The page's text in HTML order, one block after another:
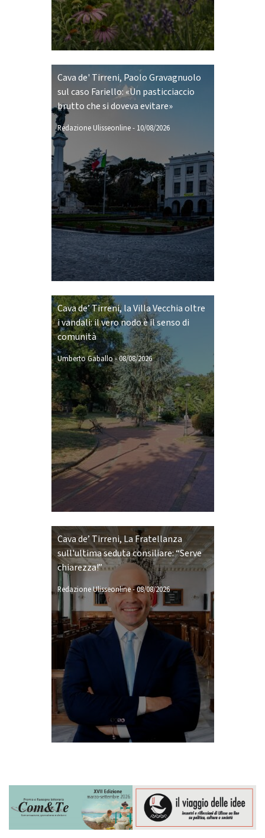
Cava de' Tirreni, Paolo Gravagnuolo
sul caso Fariello: «Un pasticciaccio
brutto che si doveva evitare»
Redazione Ulisseonline- 10/08/2026
Cava de’ Tirreni, la Villa Vecchia oltre
i vandali: il vero nodo è il senso di
comunità
Umberto Gaballo-08/08/2026
Cava de’ Tirreni, La Fratellanza
sull'ultima seduta consiliare: “Serve
chiarezza!”
Redazione Ulisseonline-08/08/2026